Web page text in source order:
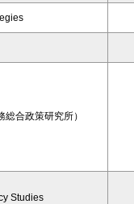
合政策研究所）
Studies